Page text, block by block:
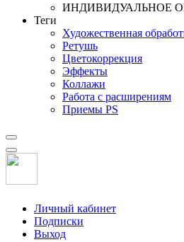
ИНДИВИДУАЛЬНОЕ
Теги
Художественная
Ретушь
Цветокоррекция
Эффекты
Коллажи
Работа с расширениям
Приемы PS
Личный кабинет
Подписки
Выход